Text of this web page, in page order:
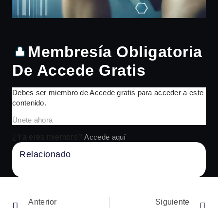
Membresía Obligatoria
De Accede Gratis
Debes ser miembro de Accede gratis para acceder a este
contenido.
Únete ahora
¿Ya eres miembro?Accede aquí
Relacionado
Anterior Siguiente